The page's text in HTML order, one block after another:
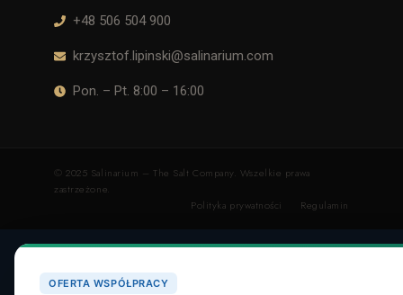
+48 506 504 900
krzysztof.lipinski@salinarium.com
Pon. – Pt. 8:00 – 16:00
© 2025 Salinarium – The Salt Company. Wszelkie prawa
zastrzeżone.
Polityka prywatności
Regulamin
OFERTA WSPÓŁPRACY